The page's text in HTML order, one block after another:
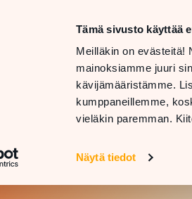
Tämä sivusto käyttää
Meilläkin on evästeitä!
mainoksiamme juuri
kävijämääristämme.
kumppaneillemme,
vieläkin paremman.
Näytä tiedot
LIIKKEET
JA
PALVELUT